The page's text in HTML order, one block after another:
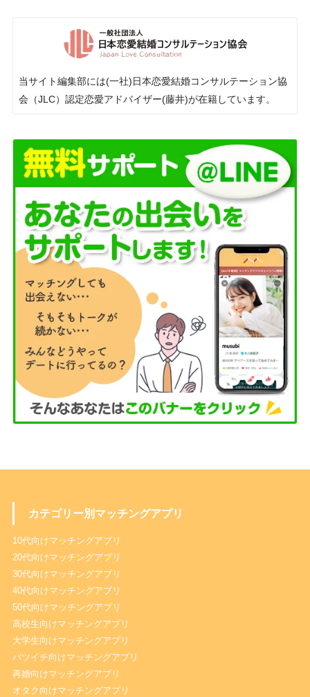
当サイト編集部には(一社)日本恋愛結婚コンサルテーション協
会（JLC）認定恋愛アドバイザー(藤井)が在籍しています。
カテゴリー別マッチングアプリ
10代向けマッチングアプリ
20代向けマッチングアプリ
30代向けマッチングアプリ
40代向けマッチングアプリ
50代向けマッチングアプリ
高校生向けマッチングアプリ
大学生向けマッチングアプリ
バツイチ向けマッチングアプリ
再婚向けマッチングアプリ
オタク向けマッチングアプリ